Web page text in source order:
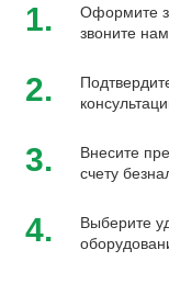
1.
Оформите
звоните
2.
3.
Внесите
счету
4.
Выберите